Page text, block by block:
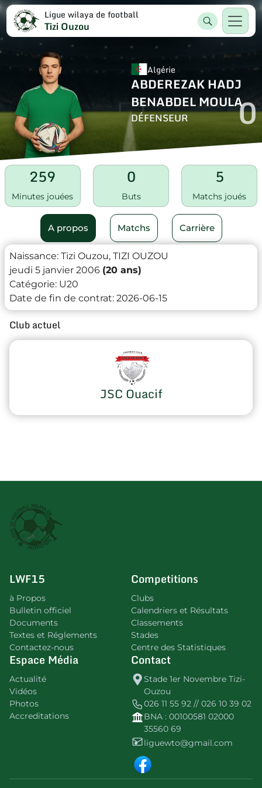
Ligue wilaya de football
Tizi Ouzou
Algérie
ABDEREZAK HADJ
BENABDEL MOULA
DÉFENSEUR 0
259
Minutes jouées
0
Buts
5
Matchs joués
A propos Matchs Carrière
Naissance: Tizi Ouzou, TIZI OUZOU
jeudi 5 janvier 2006 (20 ans)
Catégorie: U20
Date de fin de contrat: 2026-06-15
Club actuel
JSC Ouacif
LWF15
à Propos
Bulletin officiel
Documents
Textes et Réglements
Contactez-nous
Competitions
Clubs
Calendriers et Résultats
Classements
Stades
Centre des Statistiques
Espace Média
Actualité
Vidéos
Photos
Accreditations
Contact
Stade 1er Novembre Tizi-
Ouzou
026 11 55 92 // 026 10 39 02
BNA : 00100581 02000
35560 69
liguewto@gmail.com